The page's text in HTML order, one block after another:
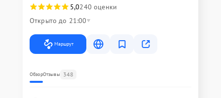
5,0240 оценки
Открыто до 21:00
Маршрут
ОбзорОтзывы 348